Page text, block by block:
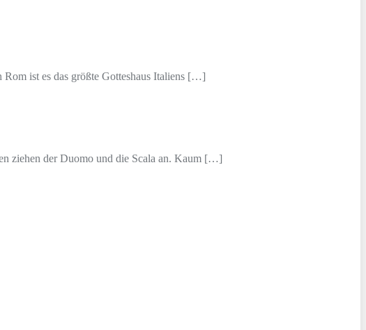
Rom ist es das größte Gotteshaus Italiens […]
ziehen der Duomo und die Scala an. Kaum […]